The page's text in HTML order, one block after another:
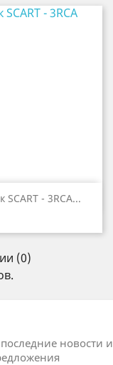
SCART - 3RCA...
просмотр
(0)
новости и